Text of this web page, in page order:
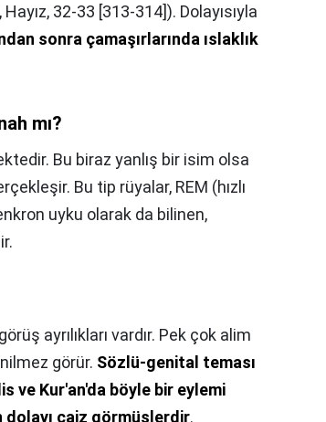
32-33 [313-314]). Dolayısıyla
sonra çamaşırlarında ıslaklık
mı?
Bu biraz yanlış bir isim olsa
Bu tip rüyalar, REM (hızlı
uyku olarak da bilinen,
ayrılıkları vardır. Pek çok alim
görür. Sözlü-genital teması
ve Kur'an'da böyle bir eylemi
dolayı caiz görmüşlerdir.